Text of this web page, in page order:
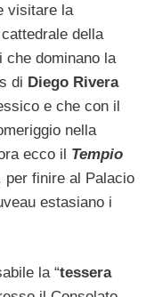
visitare la
della
che dominano la
di Diego Rivera
e che con il
nella
ecco il Tempio
per finire al Palacio
estasiano i
la “tessera